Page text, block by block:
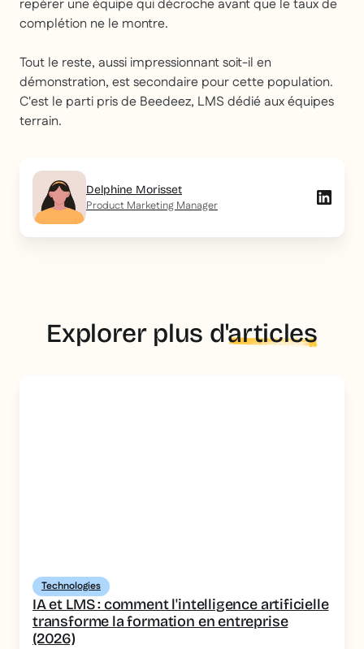
repérer une équipe qui décroche avant que le taux de
complétion ne le montre.
Tout le reste, aussi impressionnant soit-il en
démonstration, est secondaire pour cette population.
C'est le parti pris de Beedeez, LMS dédié aux équipes
terrain.
Delphine Morisset
Product Marketing Manager
Explorer plus d'articles
Technologies
IA et LMS : comment l'intelligence artificielle
transforme la formation en entreprise
(2026)